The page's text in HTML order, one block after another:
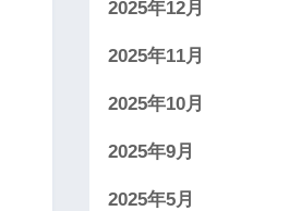
2025年12月
2025年11月
2025年10月
2025年9月
2025年5月